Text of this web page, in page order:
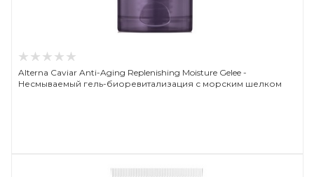
Alterna Caviar Anti-Aging Replenishing Moisture Gelee -
Несмываемый гель-биоревитализация с морским шелком